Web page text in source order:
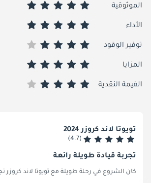
الموثوقية
الأداء
توفير الوقود
المزايا
القيمة النقدية
تويوتا لاند كروزر 2024
(4.7)
تجربة قيادة طويلة رائعة
كان الشروع في رحلة طويلة مع تويوتا لاند